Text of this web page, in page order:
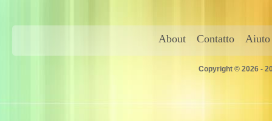
About Contatto Aiuto
Copyright © 2026 -